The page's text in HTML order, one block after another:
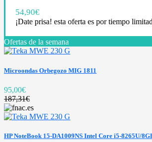
54,90€
¡Date prisa! esta oferta es por tiempo
Ofertas de la semana
Microondas Orbegozo MIG 1811
95,00€
187,31€
HP NoteBook 15-DA1009NS Intel Core i5-8265U/